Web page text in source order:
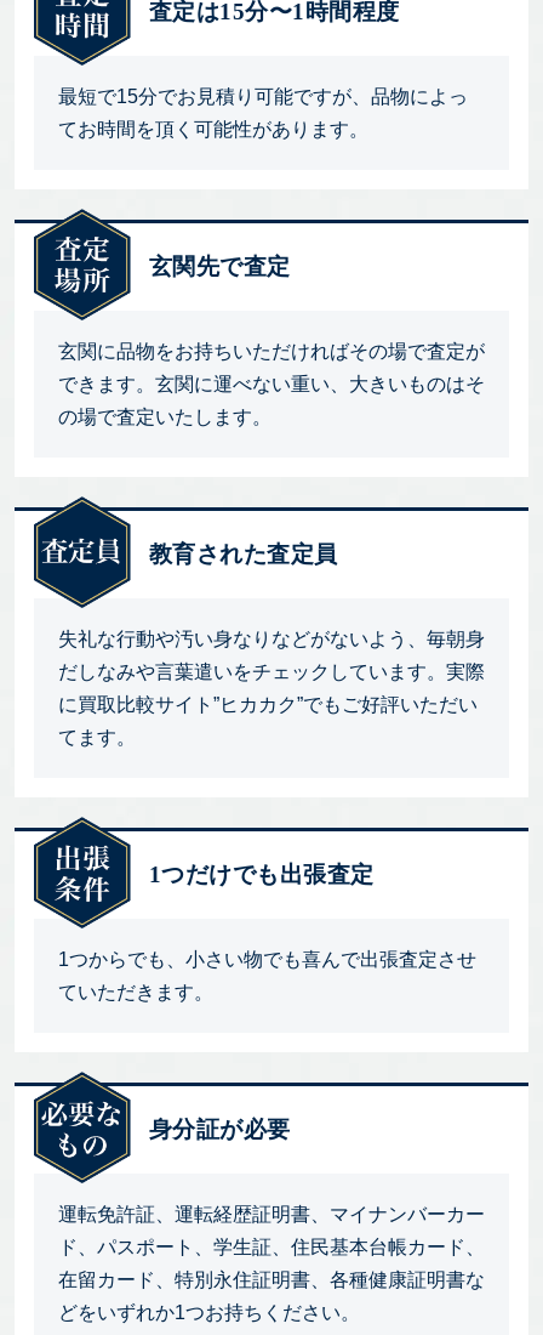
査定は15分〜1時間程度
最短で15分でお見積り可能ですが、品物によっ
てお時間を頂く可能性があります。
玄関先で査定
玄関に品物をお持ちいただければその場で査定が
できます。玄関に運べない重い、大きいものはそ
の場で査定いたします。
教育された査定員
失礼な行動や汚い身なりなどがないよう、毎朝身
だしなみや言葉遣いをチェックしています。実際
に買取比較サイト”ヒカカク”でもご好評いただい
てます。
1つだけでも出張査定
1つからでも、小さい物でも喜んで出張査定させ
ていただきます。
身分証が必要
運転免許証、運転経歴証明書、マイナンバーカー
ド、パスポート、学生証、住民基本台帳カード、
在留カード、特別永住証明書、各種健康証明書な
どをいずれか1つお持ちください。